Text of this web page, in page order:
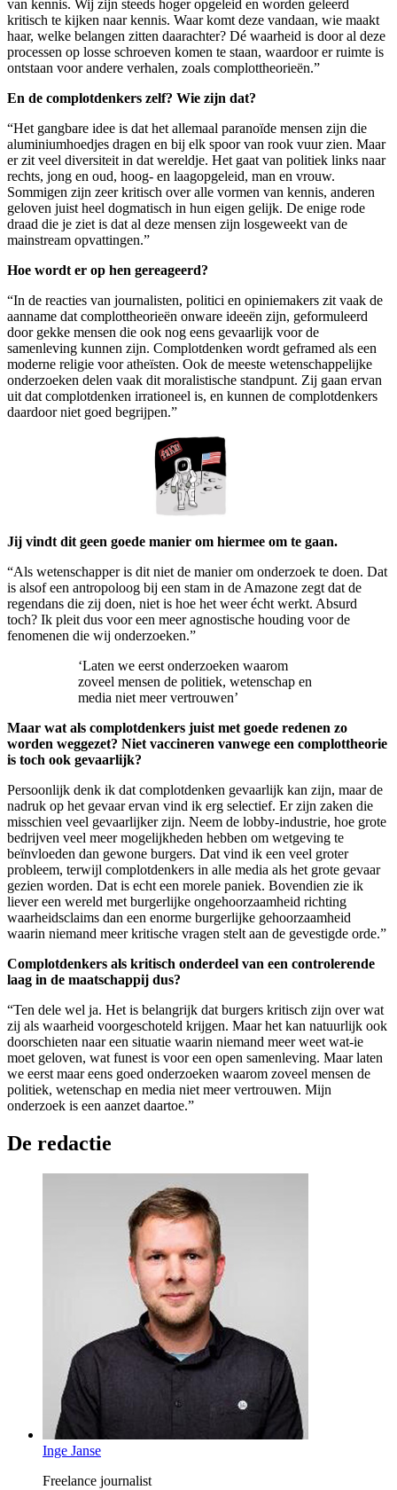
van kennis. Wij zijn steeds hoger opgeleid en worden geleerd
kritisch te kijken naar kennis. Waar komt deze vandaan, wie maakt
haar, welke belangen zitten daarachter? Dé waarheid is door al deze
processen op losse schroeven komen te staan, waardoor er ruimte is
ontstaan voor andere verhalen, zoals complottheorieën.”
En de complotdenkers zelf? Wie zijn dat?
“Het gangbare idee is dat het allemaal paranoïde mensen zijn die
aluminiumhoedjes dragen en bij elk spoor van rook vuur zien. Maar
er zit veel diversiteit in dat wereldje. Het gaat van politiek links naar
rechts, jong en oud, hoog- en laagopgeleid, man en vrouw.
Sommigen zijn zeer kritisch over alle vormen van kennis, anderen
geloven juist heel dogmatisch in hun eigen gelijk. De enige rode
draad die je ziet is dat al deze mensen zijn losgeweekt van de
mainstream opvattingen.”
Hoe wordt er op hen gereageerd?
“In de reacties van journalisten, politici en opiniemakers zit vaak de
aanname dat complottheorieën onware ideeën zijn, geformuleerd
door gekke mensen die ook nog eens gevaarlijk voor de
samenleving kunnen zijn. Complotdenken wordt geframed als een
moderne religie voor atheïsten. Ook de meeste wetenschappelijke
onderzoeken delen vaak dit moralistische standpunt. Zij gaan ervan
uit dat complotdenken irrationeel is, en kunnen de complotdenkers
daardoor niet goed begrijpen.”
Jij vindt dit geen goede manier om hiermee om te gaan.
“Als wetenschapper is dit niet de manier om onderzoek te doen. Dat
is alsof een antropoloog bij een stam in de Amazone zegt dat de
regendans die zij doen, niet is hoe het weer écht werkt. Absurd
toch? Ik pleit dus voor een meer agnostische houding voor de
fenomenen die wij onderzoeken.”
‘Laten we eerst onderzoeken waarom
zoveel mensen de politiek, wetenschap en
media niet meer vertrouwen’
Maar wat als complotdenkers juist met goede redenen zo
worden weggezet? Niet vaccineren vanwege een complottheorie
is toch ook gevaarlijk?
Persoonlijk denk ik dat complotdenken gevaarlijk kan zijn, maar de
nadruk op het gevaar ervan vind ik erg selectief. Er zijn zaken die
misschien veel gevaarlijker zijn. Neem de lobby-industrie, hoe grote
bedrijven veel meer mogelijkheden hebben om wetgeving te
beïnvloeden dan gewone burgers. Dat vind ik een veel groter
probleem, terwijl complotdenkers in alle media als het grote gevaar
gezien worden. Dat is echt een morele paniek. Bovendien zie ik
liever een wereld met burgerlijke ongehoorzaamheid richting
waarheidsclaims dan een enorme burgerlijke gehoorzaamheid
waarin niemand meer kritische vragen stelt aan de gevestigde orde.”
Complotdenkers als kritisch onderdeel van een controlerende
laag in de maatschappij dus?
“Ten dele wel ja. Het is belangrijk dat burgers kritisch zijn over wat
zij als waarheid voorgeschoteld krijgen. Maar het kan natuurlijk ook
doorschieten naar een situatie waarin niemand meer weet wat-ie
moet geloven, wat funest is voor een open samenleving. Maar laten
we eerst maar eens goed onderzoeken waarom zoveel mensen de
politiek, wetenschap en media niet meer vertrouwen. Mijn
onderzoek is een aanzet daartoe.”
De redactie
Inge Janse
Freelance journalist